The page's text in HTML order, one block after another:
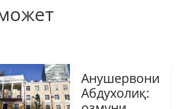
Анушервони
Абдухолиқ: